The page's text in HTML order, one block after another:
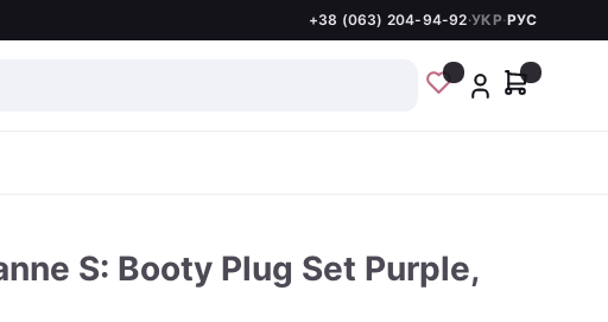
+38 (063) 204-94-92·УКР·РУС
S: Booty Plug Set Purple,